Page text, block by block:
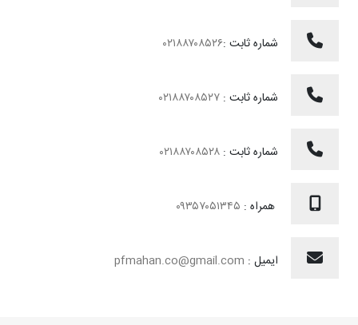
شماره ثابت :۰۲۱۸۸۷۰۸۵۲۶
شماره ثابت :
شماره ثابت :
همراه :
ایمیل : pfmahan.co@gmail.com